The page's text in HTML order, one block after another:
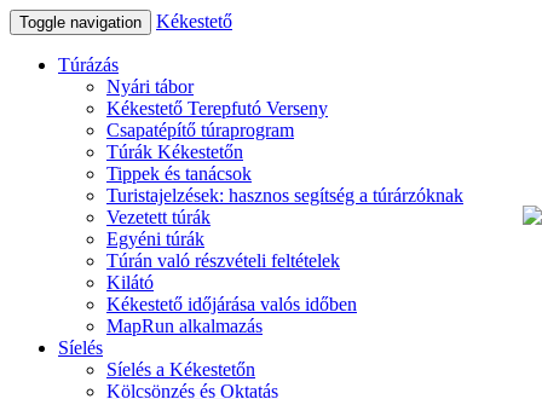
Toggle navigation Kékestető
Túrázás
Nyári tábor
Kékestető Terepfutó Verseny
Csapatépítő túraprogram
Túrák Kékestetőn
Tippek és tanácsok
Turistajelzések: hasznos segítség a túrárzóknak
Vezetett túrák
Egyéni túrák
Túrán való részvételi feltételek
Kilátó
Kékestető időjárása valós időben
MapRun alkalmazás
Síelés
Síelés a Kékestetőn
Kölcsönzés és Oktatás